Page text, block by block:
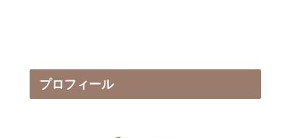
プロフィール